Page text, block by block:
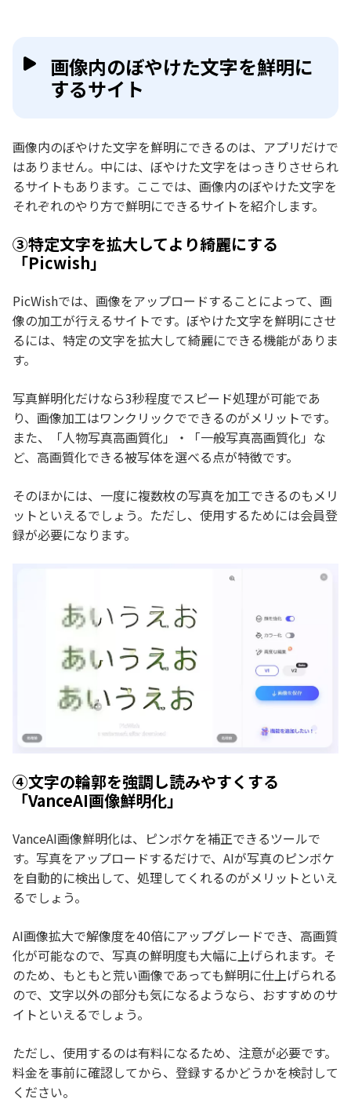
画像内のぼやけた文字を鮮明に
するサイト
画像内のぼやけた文字を鮮明にできるのは、アプリだけで
はありません。中には、ぼやけた文字をはっきりさせられ
るサイトもあります。ここでは、画像内のぼやけた文字を
それぞれのやり方で鮮明にできるサイトを紹介します。
③特定文字を拡大してより綺麗にする
「Picwish」
PicWishでは、画像をアップロードすることによって、画
像の加工が行えるサイトです。ぼやけた文字を鮮明にさせ
るには、特定の文字を拡大して綺麗にできる機能がありま
す。
写真鮮明化だけなら3秒程度でスピード処理が可能であ
り、画像加工はワンクリックでできるのがメリットです。
また、「人物写真高画質化」・「一般写真高画質化」な
ど、高画質化できる被写体を選べる点が特徴です。
そのほかには、一度に複数枚の写真を加工できるのもメリ
ットといえるでしょう。ただし、使用するためには会員登
録が必要になります。
④文字の輪郭を強調し読みやすくする
「VanceAI画像鮮明化」
VanceAI画像鮮明化は、ピンボケを補正できるツールで
す。写真をアップロードするだけで、AIが写真のピンボケ
を自動的に検出して、処理してくれるのがメリットといえ
るでしょう。
AI画像拡大で解像度を40倍にアップグレードでき、高画質
化が可能なので、写真の鮮明度も大幅に上げられます。そ
のため、もともと荒い画像であっても鮮明に仕上げられる
ので、文字以外の部分も気になるようなら、おすすめのサ
イトといえるでしょう。
ただし、使用するのは有料になるため、注意が必要です。
料金を事前に確認してから、登録するかどうかを検討して
ください。